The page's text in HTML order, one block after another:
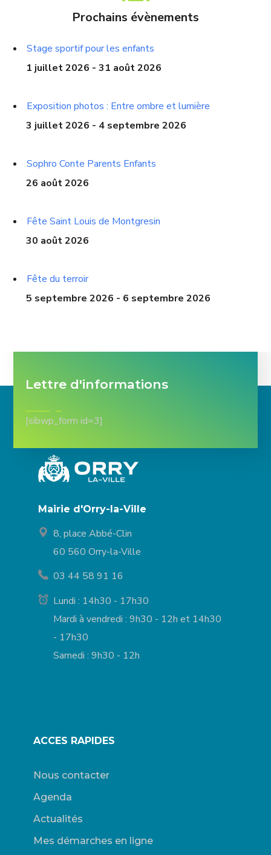
Prochains évènements
Stage sportif pour les enfants
1 juillet 2026 - 31 août 2026
Exposition photos : Entre ombre et lumière
3 juillet 2026 - 4 septembre 2026
Sophro Conte Parents Enfants
26 août 2026
Fête Saint Louis de Montgresin
30 août 2026
Fête du terroir
5 septembre 2026 - 6 septembre 2026
Lettre d'informations
[sibwp_form id=3]
Mairie d'Orry-la-Ville
8, place Abbé-Clin
60 560 Orry-la-Ville
03 44 58 91 16
Lundi : 14h30 - 17h30
Mardi à vendredi : 9h30 - 12h et 14h30
- 17h30
Samedi : 9h30 - 12h
ACCES RAPIDES
Nous contacter
Agenda
Actualités
Mes démarches en ligne